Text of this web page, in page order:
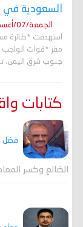
السعودية
الجمعة/07/أغسطس/2026 - 10:43 م
استهدفت *طائرة
مقر *قوات الواجب
جنوب شرق اليمن.
كتابات
فضل
الضالع وكسر